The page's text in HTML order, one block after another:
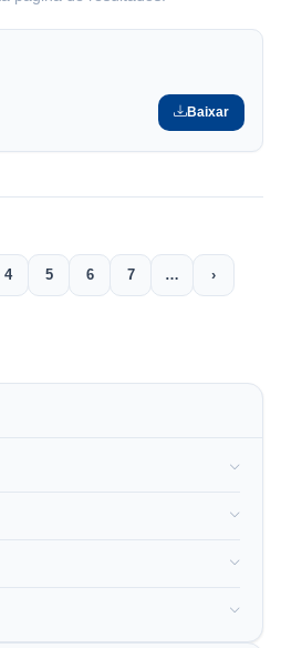
Baixar
4 5 6 7 …More ›Next